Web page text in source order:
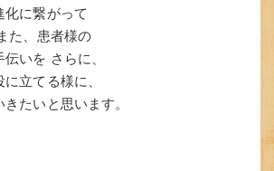
化に繋がって
た、患者様の
いを さらに、
立てる様に、
たいと思います。